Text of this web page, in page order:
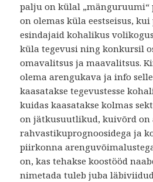
palju on külal „mänguruumi“
on olemas küla eestseisus,
esindajaid kohalikus
küla tegevusi ning konkursil
omavalitsus ja maavalitsus.
olema arengukava ja info
kaasatakse tegevustesse
kuidas kaasatakse kolmas
on jätkusuutlikud, kuivõrd on
rahvastikuprognoosidega ja
piirkonna
on, kas tehakse koostööd
nimetada tuleb juba